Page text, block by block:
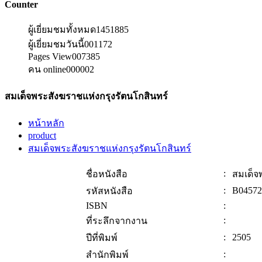
Counter
ผู้เยี่ยมชมทั้งหมด1451885
ผู้เยี่ยมชมวันนี้001172
Pages View007385
คน online000002
สมเด็จพระสังฆราชแห่งกรุงรัตนโกสินทร์
หน้าหลัก
product
สมเด็จพระสังฆราชแห่งกรุงรัตนโกสินทร์
ชื่อหนังสือ :
สมเด็
รหัสหนังสือ
:
B04572
ISBN
:
ที่ระลึกจากงาน
:
ปีที่พิมพ์
:
2505
สำนักพิมพ์
: